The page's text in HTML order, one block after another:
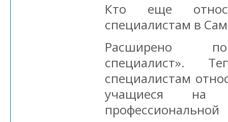
Кто еще
специалистам в
Расширено
специалист».
специалистам
учащиеся на